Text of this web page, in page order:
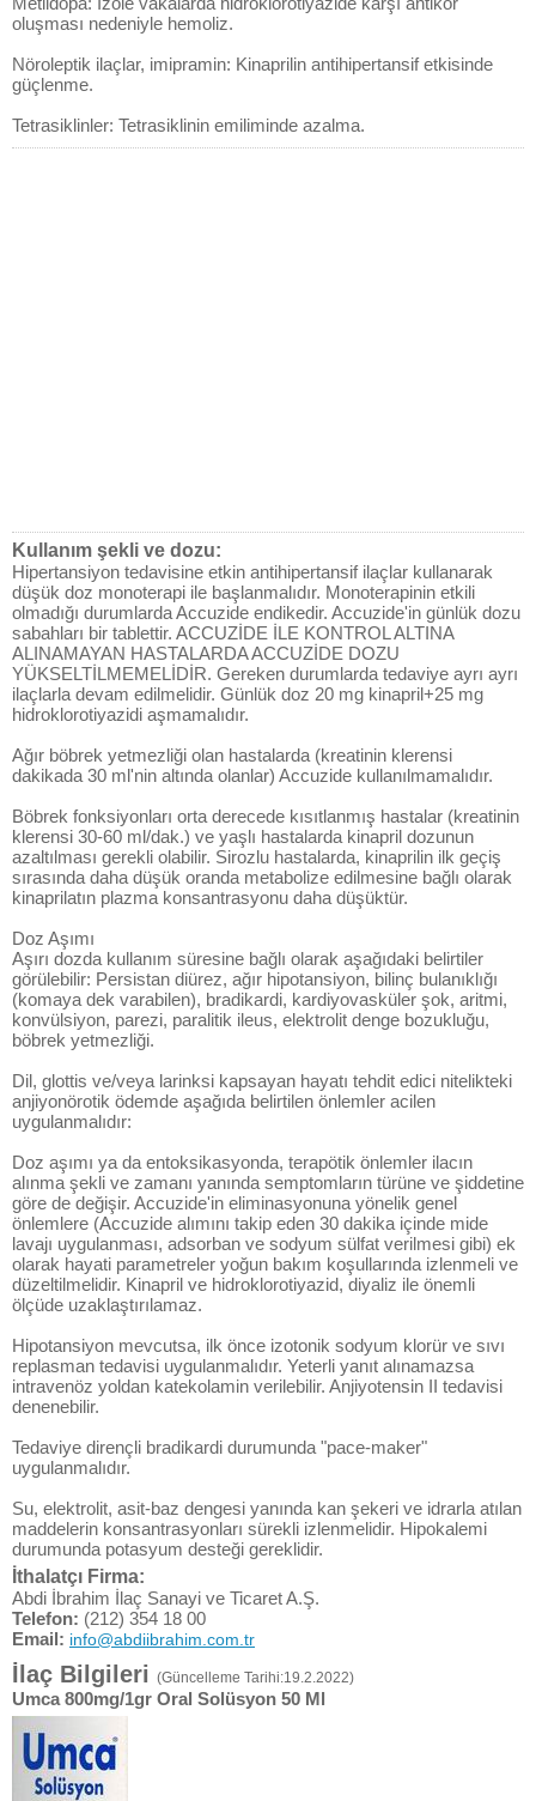
oluşması nedeniyle hemoliz.
Nöroleptik ilaçlar, imipramin: Kinaprilin antihipertansif etkisinde
güçlenme.
Tetrasiklinler: Tetrasiklinin emiliminde azalma.
Kullanım şekli ve dozu:
Hipertansiyon tedavisine etkin antihipertansif ilaçlar kullanarak
düşük doz monoterapi ile başlanmalıdır. Monoterapinin etkili
olmadığı durumlarda Accuzide endikedir. Accuzide'in günlük dozu
sabahları bir tablettir. ACCUZİDE İLE KONTROL ALTINA
ALINAMAYAN HASTALARDA ACCUZİDE DOZU
YÜKSELTİLMEMELİDİR. Gereken durumlarda tedaviye ayrı ayrı
ilaçlarla devam edilmelidir. Günlük doz 20 mg kinapril+25 mg
hidroklorotiyazidi aşmamalıdır.
Ağır böbrek yetmezliği olan hastalarda (kreatinin klerensi
dakikada 30 ml'nin altında olanlar) Accuzide kullanılmamalıdır.
Böbrek fonksiyonları orta derecede kısıtlanmış hastalar (kreatinin
klerensi 30-60 ml/dak.) ve yaşlı hastalarda kinapril dozunun
azaltılması gerekli olabilir. Sirozlu hastalarda, kinaprilin ilk geçiş
sırasında daha düşük oranda metabolize edilmesine bağlı olarak
kinaprilatın plazma konsantrasyonu daha düşüktür.
Doz Aşımı
Aşırı dozda kullanım süresine bağlı olarak aşağıdaki belirtiler
görülebilir: Persistan diürez, ağır hipotansiyon, bilinç bulanıklığı
(komaya dek varabilen), bradikardi, kardiyovasküler şok, aritmi,
konvülsiyon, parezi, paralitik ileus, elektrolit denge bozukluğu,
böbrek yetmezliği.
Dil, glottis ve/veya larinksi kapsayan hayatı tehdit edici nitelikteki
anjiyonörotik ödemde aşağıda belirtilen önlemler acilen
uygulanmalıdır:
Doz aşımı ya da entoksikasyonda, terapötik önlemler ilacın
alınma şekli ve zamanı yanında semptomların türüne ve şiddetine
göre de değişir. Accuzide'in eliminasyonuna yönelik genel
önlemlere (Accuzide alımını takip eden 30 dakika içinde mide
lavajı uygulanması, adsorban ve sodyum sülfat verilmesi gibi) ek
olarak hayati parametreler yoğun bakım koşullarında izlenmeli ve
düzeltilmelidir. Kinapril ve hidroklorotiyazid, diyaliz ile önemli
ölçüde uzaklaştırılamaz.
Hipotansiyon mevcutsa, ilk önce izotonik sodyum klorür ve sıvı
replasman tedavisi uygulanmalıdır. Yeterli yanıt alınamazsa
intravenöz yoldan katekolamin verilebilir. Anjiyotensin II tedavisi
denenebilir.
Tedaviye dirençli bradikardi durumunda "pace-maker"
uygulanmalıdır.
Su, elektrolit, asit-baz dengesi yanında kan şekeri ve idrarla atılan
maddelerin konsantrasyonları sürekli izlenmelidir. Hipokalemi
durumunda potasyum desteği gereklidir.
İthalatçı Firma:
Abdi İbrahim İlaç Sanayi ve Ticaret A.Ş.
Telefon: (212) 354 18 00
Email: info@abdiibrahim.com.tr
İlaç Bilgileri (Güncelleme Tarihi:19.2.2022)
Umca 800mg/1gr Oral Solüsyon 50 Ml